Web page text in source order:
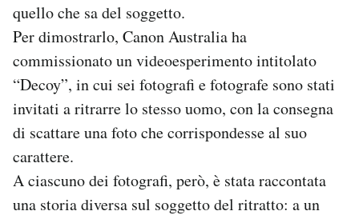
I MIEI PREFERITI
SHOP
CALENDARIO
AREA PERSONALE
quello che sa del soggetto.
Per dimostrarlo, Canon Australia ha
commissionato un videoesperimento intitolato
“Decoy”, in cui sei fotografi e fotografe sono stati
invitati a ritrarre lo stesso uomo, con la consegna
di scattare una foto che corrispondesse al suo
carattere.
A ciascuno dei fotografi, però, è stata raccontata
una storia diversa sul soggetto del ritratto: a un